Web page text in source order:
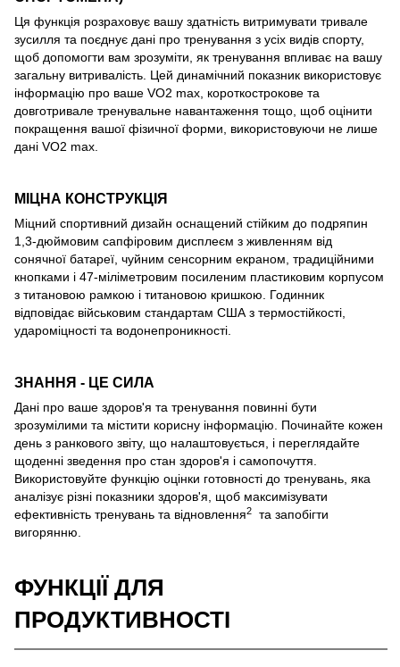
Ця функція розраховує вашу здатність витримувати тривале
зусилля та поєднує дані про тренування з усіх видів спорту,
щоб допомогти вам зрозуміти, як тренування впливає на вашу
загальну витривалість. Цей динамічний показник використовує
інформацію про ваше VO2 max, короткострокове та
довготривале тренувальне навантаження тощо, щоб оцінити
покращення вашої фізичної форми, використовуючи не лише
дані VO2 max.
МІЦНА КОНСТРУКЦІЯ
Міцний спортивний дизайн оснащений стійким до подряпин
1,3-дюймовим сапфіровим дисплеєм з живленням від
сонячної батареї, чуйним сенсорним екраном, традиційними
кнопками і 47-міліметровим посиленим пластиковим корпусом
з титановою рамкою і титановою кришкою. Годинник
відповідає військовим стандартам США з термостійкості,
удароміцності та водонепроникності.
ЗНАННЯ - ЦЕ СИЛА
Дані про ваше здоров'я та тренування повинні бути
зрозумілими та містити корисну інформацію. Починайте кожен
день з ранкового звіту, що налаштовується, і переглядайте
щоденні зведення про стан здоров'я і самопочуття.
Використовуйте функцію оцінки готовності до тренувань, яка
аналізує різні показники здоров'я, щоб максимізувати
ефективність тренувань та відновлення2
та запобігти
вигорянню.
ФУНКЦІЇ ДЛЯ
ПРОДУКТИВНОСТІ